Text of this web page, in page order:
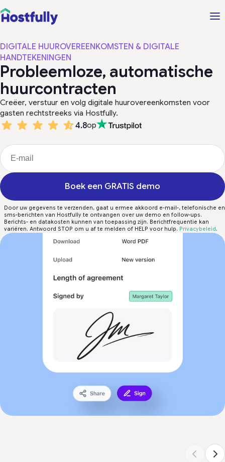
DIGITALE HUUROVEREENKOMSTEN & DIGITALE
HANDTEKENINGEN
Probleemloze, automatische
huurcontracten
Creëer, verstuur en volg digitale huurovereenkomsten voor
gasten rechtstreeks via Hostfully.
4.8op
Boek een GRATIS demo
Door uw gegevens te verzenden, gaat u ermee akkoord e-mail-, telefonische en
sms-berichten van Hostfully te ontvangen over uw demo en follow-ups.
Berichts- en datakosten kunnen van toepassing zijn. Berichtfrequentie kan
variëren. Antwoord STOP om u af te melden of HELP voor hulp. Privacybeleid.